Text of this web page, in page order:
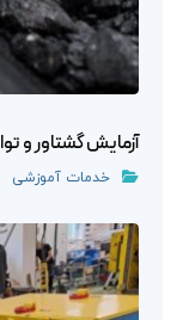
آزمایش گشتاور و
خدمات آموزشی